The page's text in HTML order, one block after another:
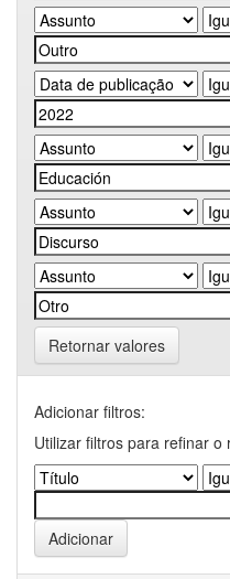
Retornar valores
Adicionar filtros:
Utilizar filtros para refinar o